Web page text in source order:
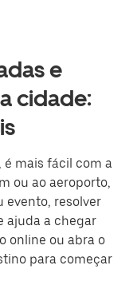
e
cidade:
é mais fácil com a
ou ao aeroporto,
evento, resolver
ajuda a chegar
online ou abra o
para começar